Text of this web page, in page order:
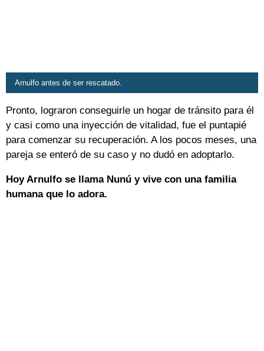
Arnulfo antes de ser rescatado.
Pronto, lograron conseguirle un hogar de tránsito para él
y casi como una inyección de vitalidad, fue el puntapié
para comenzar su recuperación. A los pocos meses, una
pareja se enteró de su caso y no dudó en adoptarlo.
Hoy Arnulfo se llama Nunú y vive con una familia
humana que lo adora.